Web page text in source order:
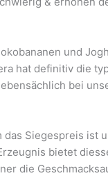
und
hat definitiv die
bei
Siegespreis ist
bietet
die